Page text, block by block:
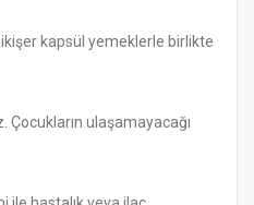
kapsül yemeklerle birlikte
Çocukların ulaşamayacağı